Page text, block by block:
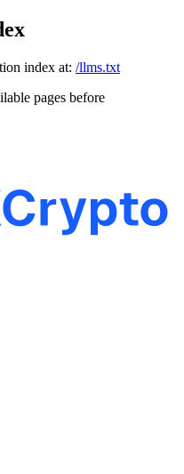
index at: /llms.txt
pages before